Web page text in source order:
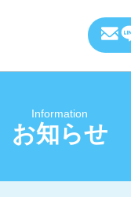
Information
お知らせ